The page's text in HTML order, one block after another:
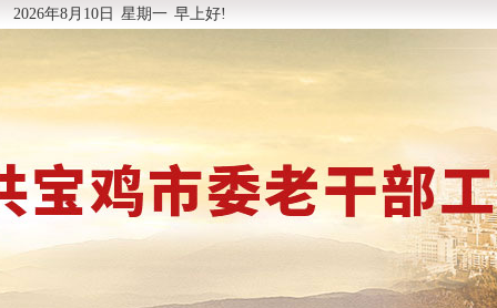
2026年8月10日 星期一 早上好!